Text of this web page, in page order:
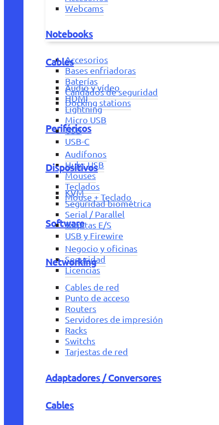
Webcams
Notebooks
Accesorios
Bases enfriadoras
Baterías
Candados de seguridad
Docking stations
Periféricos
Audífonos
Hubs USB
Mouses
Teclados
Mouse + Teclado
Software
Negocio y oficinas
Seguridad
Licencias
Cables
Audio y vídeo
HDMI
Lightning
Micro USB
USB
USB-C
Dispositivos
KVM
Seguridad biométrica
Serial / Parallel
Tarjetas E/S
USB y Firewire
Networking
Cables de red
Punto de acceso
Routers
Servidores de impresión
Racks
Switchs
Tarjestas de red
Adaptadores / Conversores
Cables